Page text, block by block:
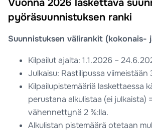
pyöräsuunnistuksen ranki
Suunnistuksen välirankit (kokonais-
Kilpailut ajalta: 1.1.2026 –
Julkaisu: Rastilipussa
Kilpailupistemääriä laskettaessa
perustana alkulistaa (ei julkaista)
vähennettynä 2 %:lla.
Alkulistan pistemäärä otetaan